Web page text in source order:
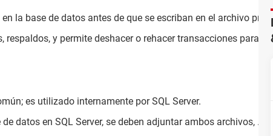
la base de datos antes de que se escriban en el archivo
y permite deshacer o rehacer transacciones para
es utilizado internamente por SQL Server.
datos en SQL Server, se deben adjuntar ambos archivos,